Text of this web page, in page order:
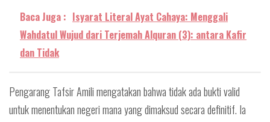
Baca Juga : Isyarat Literal Ayat Cahaya: Menggali
Wahdatul Wujud dari Terjemah Alquran (3): antara Kafir
dan Tidak
Pengarang Tafsir Amili mengatakan bahwa tidak ada bukti valid
untuk menentukan negeri mana yang dimaksud secara definitif. Ia